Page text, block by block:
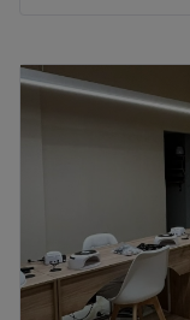
Τρίτη
Τετάρτη
Το Beauty Rainbow
βρίσκεται στη